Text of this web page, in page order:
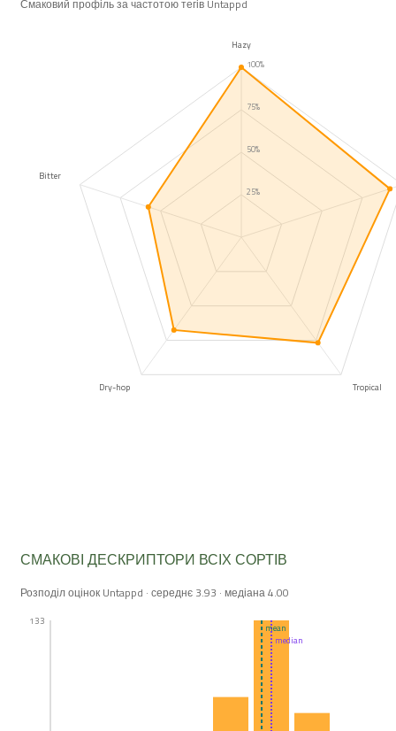
Смаковий профіль за частотою тегів Untappd
25%
50%
75%
100%
Hazy
Tropical
Dry-hop
Bitter
СМАКОВІ ДЕСКРИПТОРИ ВСІХ СОРТІВ
Розподіл оцінок Untappd · середнє 3.93 · медіана 4.00
mean
median
133